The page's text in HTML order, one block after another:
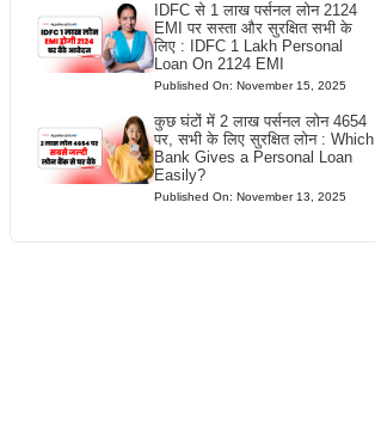
IDFC से 1 लाख पर्सनल लोन 2124
EMI पर सस्ता और सुरक्षित सभी के
लिए : IDFC 1 Lakh Personal
Loan On 2124 EMI
Published On: November 15, 2025
कुछ घंटों में 2 लाख पर्सनल लोन 4654
पर, सभी के लिए सुरक्षित लोन : Which
Bank Gives a Personal Loan
Easily?
Published On: November 13, 2025